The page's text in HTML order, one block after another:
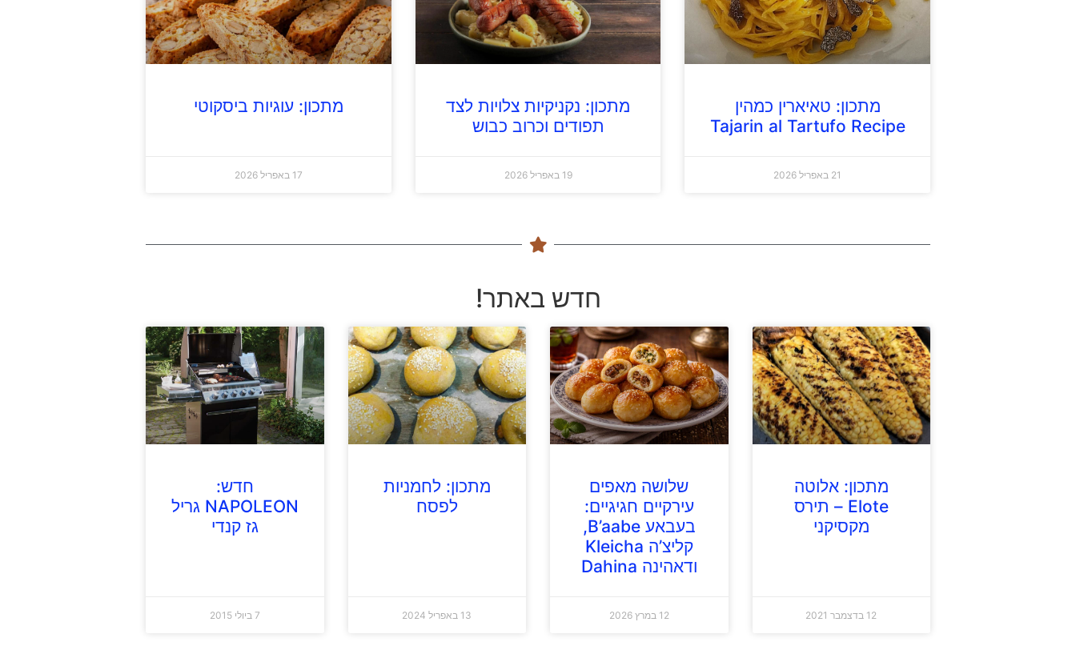
מתכון: טאיארין כמהין
Tajarin al Tartufo Recipe
21 באפריל 2026
מתכון: נקניקיות צלויות לצד
תפודים וכרוב כבוש
19 באפריל 2026
מתכון: עוגיות ביסקוטי
17 באפריל 2026
חדש באתר!
מתכון: אלוטה
Elote – תירס
מקסיקני
12 בדצמבר 2021
שלושה מאפים
עירקיים חגיגיים:
בעבאע B’aabe,
קליצ’ה Kleicha
ודאהינה Dahina
12 במרץ 2026
מתכון: לחמניות
לפסח
13 באפריל 2024
חדש:
NAPOLEON גריל
גז קנדי
7 ביולי 2015